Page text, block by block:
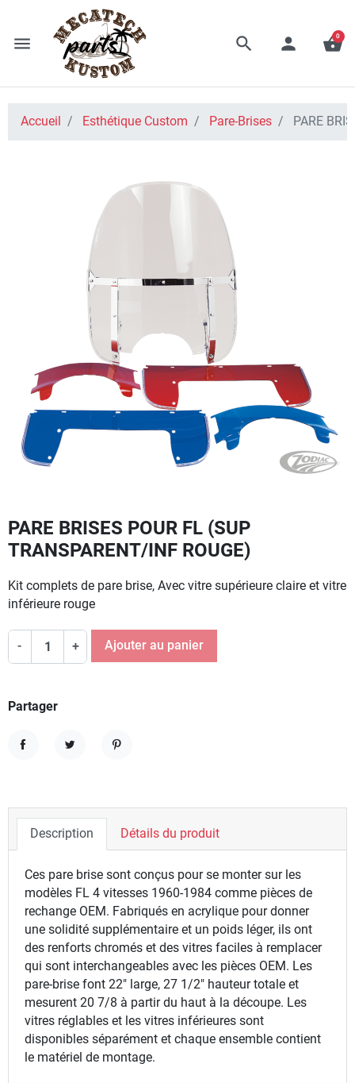
menu search person shopping_basket
0
Accueil Esthétique Custom Pare-Brises PARE
PARE BRISES POUR FL (SUP
TRANSPARENT/INF ROUGE)
Kit complets de pare brise, Avec vitre supérieure claire et vitre
inférieure rouge
- + Ajouter au panier
Partager
Description Détails du produit
Ces pare brise sont conçus pour se monter sur les
modèles FL 4 vitesses 1960-1984 comme pièces de
rechange OEM. Fabriqués en acrylique pour donner
une solidité supplémentaire et un poids léger, ils ont
des renforts chromés et des vitres faciles à remplacer
qui sont interchangeables avec les pièces OEM. Les
pare-brise font 22" large, 27 1/2" hauteur totale et
mesurent 20 7/8 à partir du haut à la découpe. Les
vitres réglables et les vitres inférieures sont
disponibles séparément et chaque ensemble contient
le matériel de montage.